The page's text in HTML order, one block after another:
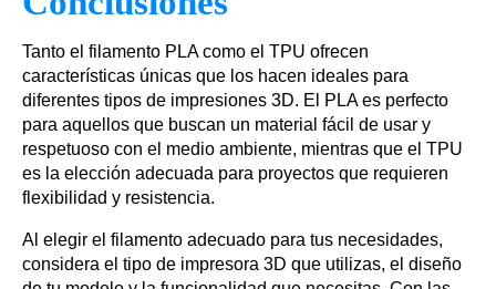
Tanto el filamento PLA como el TPU ofrecen
características únicas que los hacen ideales para
diferentes tipos de impresiones 3D. El PLA es perfecto
para aquellos que buscan un material fácil de usar y
respetuoso con el medio ambiente, mientras que el TPU
es la elección adecuada para proyectos que requieren
flexibilidad y resistencia.
Al elegir el filamento adecuado para tus necesidades,
considera el tipo de impresora 3D que utilizas, el diseño